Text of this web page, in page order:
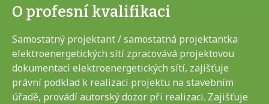
O profesní kvalifikaci
Samostatný projektant / samostatná projektantka
elektroenergetických sítí zpracovává projektovou
dokumentaci elektroenergetických sítí, zajišťuje
právní podklad k realizaci projektu na stavebním
úřadě, provádí autorský dozor při realizaci. Zajišťuje